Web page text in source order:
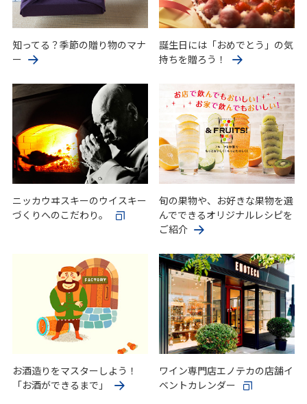
知ってる？季節の贈り物のマナ
ー
誕生日には「おめでとう」の気
持ちを贈ろう！
ニッカウヰスキーのウイスキー
づくりへのこだわり。
旬の果物や、お好きな果物を選
んでできるオリジナルレシピを
ご紹介
お酒造りをマスターしよう！
「お酒ができるまで」
ワイン専門店エノテカの店舗イ
ベントカレンダー